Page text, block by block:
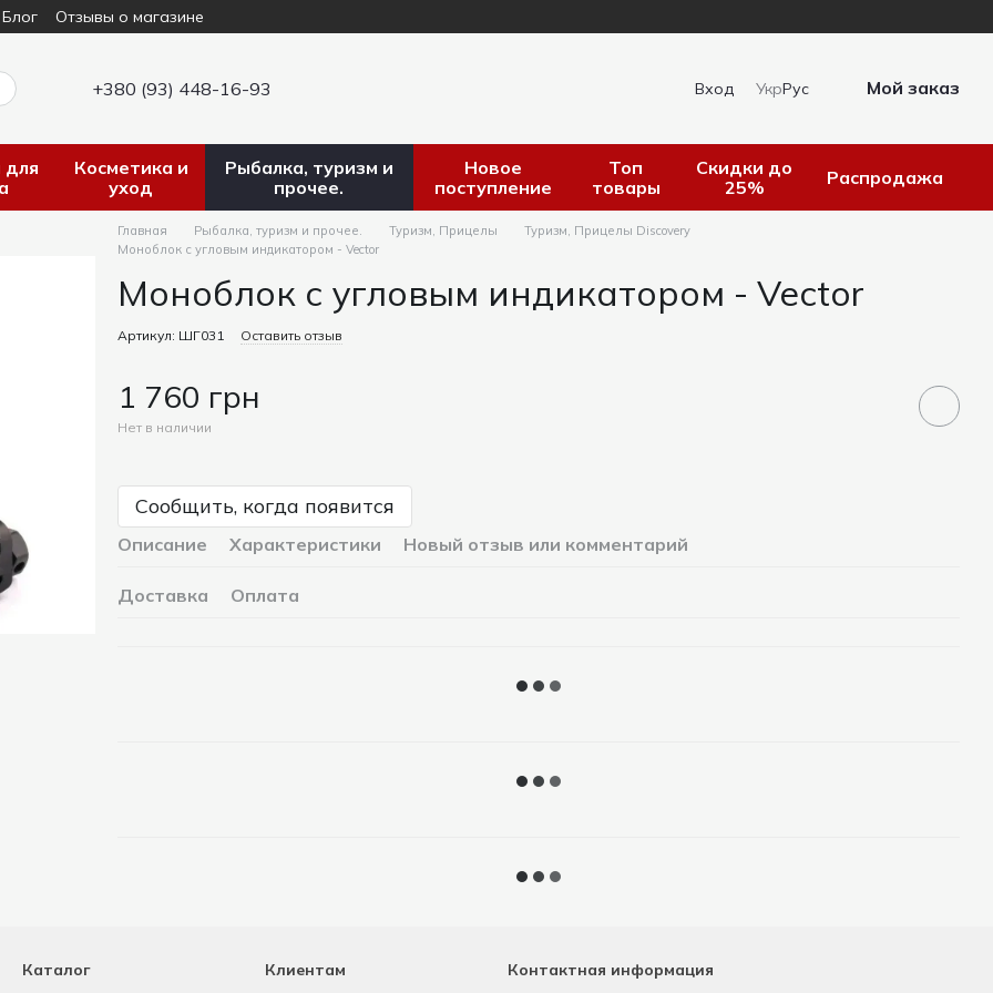
Блог Отзывы о магазине
+380 (93) 448-16-93 Вход УкрРус Мой заказ
для
Косметика и
уход
Рыбалка, туризм и
прочее.
Новое
поступление
Топ
товары
Скидки до
25%
Распродажа
Главная Рыбалка, туризм и прочее. Туризм, Прицелы
Туризм, Прицелы Discovery
Моноблок с угловым индикатором - Vector
Моноблок с угловым индикатором - Vector
Артикул: ШГ031 Оставить отзыв
1 760 грн
Нет в наличии
Сообщить, когда появится
Описание Характеристики Новый отзыв или комментарий
Доставка Оплата
Каталог Клиентам Контактная информация